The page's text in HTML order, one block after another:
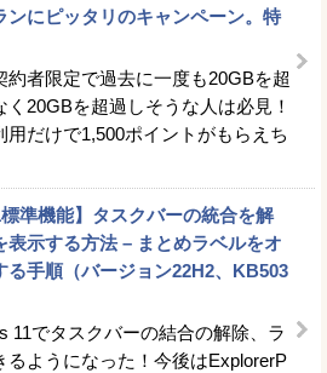
ンにピッタリのキャンペーン。特
約者限定で過去に一度も20GBを超
く20GBを超過しそうな人は必見！
用だけで1,500ポイントがもらえち
標準機能】タスクバーの統合を解
表示する方法 – まとめラベルをオ
る手順（バージョン22H2、KB503
11でタスクバーの結合の解除、ラ
るようになった！今後はExplorerP